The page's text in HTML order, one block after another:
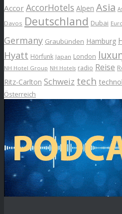
Accor AccorHotels Alpen Asia
Davos Deutschland Dubai
Germany Graubünden Hamburg
Hyatt Hörfunk Japan London
NH Hotel Group NH Hotels radio Reise
Ritz-Carlton Schweiz tech
Österreich